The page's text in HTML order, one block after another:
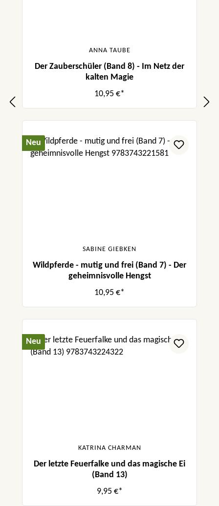
ANNA TAUBE
Der Zauberschüler (Band 8) - Im Netz der
kalten Magie
10,95 €*
Neu
SABINE GIEBKEN
Wildpferde - mutig und frei (Band 7) - Der
geheimnisvolle Hengst
10,95 €*
Neu
KATRINA CHARMAN
Der letzte Feuerfalke und das magische Ei
(Band 13)
9,95 €*